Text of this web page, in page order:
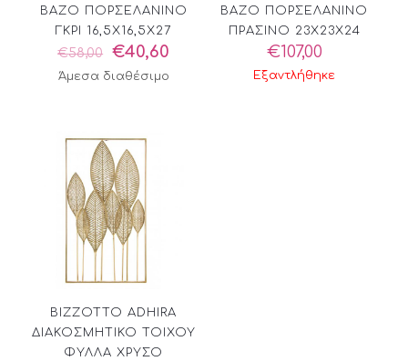
ΒΑΖΟ ΠΟΡΣΕΛΑΝΙΝΟ
ΓΚΡΙ 16,5X16,5X27
€58,00
Original
price
was:
€40,60
τρέχουσα
Άμεσα διαθέσιμο
ΒΑΖΟ ΠΟΡΣΕΛΑΝΙΝΟ
ΠΡΑΣΙΝΟ 23X23X24
€107,00
Εξαντλήθηκε
BIZZOTTO ADHIRA
ΔΙΑΚΟΣΜΗΤΙΚΟ ΤΟΙΧΟΥ
ΦΥΛΛΑ ΧΡΥΣΟ